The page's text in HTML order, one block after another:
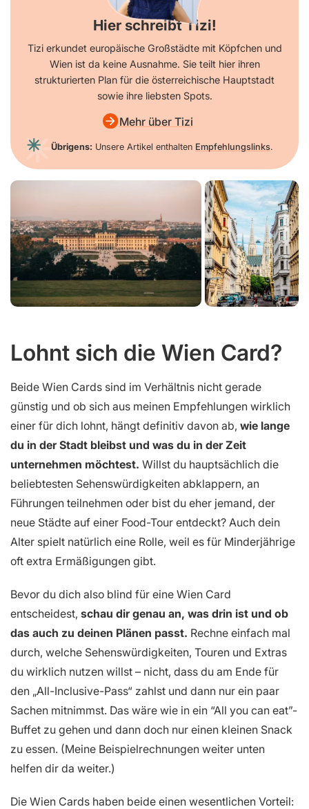
Hier schreibt Tizi!
Tizi erkundet europäische Großstädte mit Köpfchen und
Wien ist da keine Ausnahme. Sie teilt hier ihren
strukturierten Plan für die österreichische Hauptstadt
sowie ihre liebsten Spots.
Mehr über Tizi
Übrigens: Unsere Artikel enthalten Empfehlungslinks.
Lohnt sich die Wien Card?
Beide Wien Cards sind im Verhältnis nicht gerade
günstig und ob sich aus meinen Empfehlungen wirklich
einer für dich lohnt, hängt definitiv davon ab, wie lange
du in der Stadt bleibst und was du in der Zeit
unternehmen möchtest. Willst du hauptsächlich die
beliebtesten Sehenswürdigkeiten abklappern, an
Führungen teilnehmen oder bist du eher jemand, der
neue Städte auf einer Food-Tour entdeckt? Auch dein
Alter spielt natürlich eine Rolle, weil es für Minderjährige
oft extra Ermäßigungen gibt.
Bevor du dich also blind für eine Wien Card
entscheidest, schau dir genau an, was drin ist und ob
das auch zu deinen Plänen passt. Rechne einfach mal
durch, welche Sehenswürdigkeiten, Touren und Extras
du wirklich nutzen willst – nicht, dass du am Ende für
den „All-Inclusive-Pass“ zahlst und dann nur ein paar
Sachen mitnimmst. Das wäre wie in ein “All you can eat”-
Buffet zu gehen und dann doch nur einen kleinen Snack
zu essen. (Meine Beispielrechnungen weiter unten
helfen dir da weiter.)
Die Wien Cards haben beide einen wesentlichen Vorteil: